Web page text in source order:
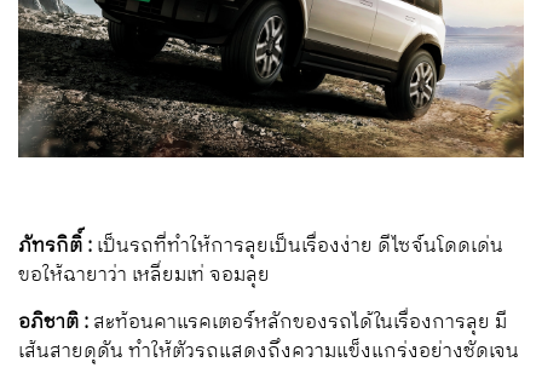
ภัทรกิติ์ :เป็นรถที่ทำให้การลุยเป็นเรื่องง่าย ดีไซจ์นโดดเด่น
ขอให้ฉายาว่า เหลี่ยมเท่ จอมลุย
อภิชาติ :สะท้อนคาแรคเตอร์หลักของรถได้ในเรื่องการลุย มี
เส้นสายดุดัน ทำให้ตัวรถแสดงถึงความแข็งแกร่งอย่างชัดเจน